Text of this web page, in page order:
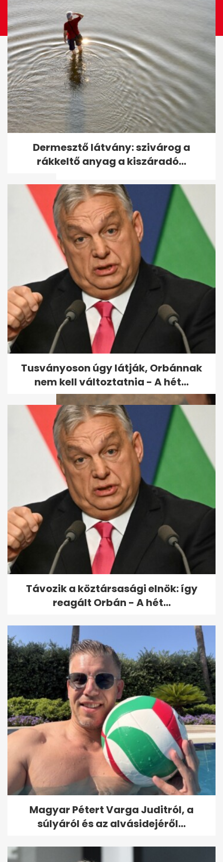
Majdnem elkészültek a vasúti
várók, de Mészáros
bizalmasa...
Leállt a Jazz TV: a
tulajdonosok szerint a
finanszírozás vitte...
Azonnal húzd ki a töltőről: a
nedvesség tönkreteheti a...
Dermesztő látvány: szivárog a
rákkeltő anyag a kiszáradó...
Tusványoson úgy látják, Orbánnak
nem kell változtatnia - A hét...
Távozik a köztársasági elnök: így
reagált Orbán - A hét...
Magyar Pétert Varga Juditról, a
súlyáról és az alvásidejéről...